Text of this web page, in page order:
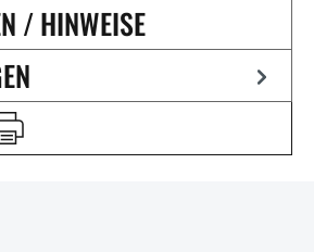
/ HINWEISE